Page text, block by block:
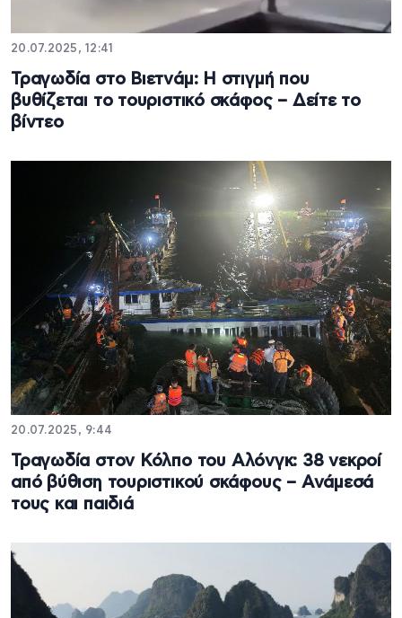
20.07.2025, 12:41
Τραγωδία στο Βιετνάμ: Η στιγμή που
βυθίζεται το τουριστικό σκάφος – Δείτε το
βίντεο
20.07.2025, 9:44
Τραγωδία στον Κόλπο του Αλόνγκ: 38 νεκροί
από βύθιση τουριστικού σκάφους – Ανάμεσά
τους και παιδιά